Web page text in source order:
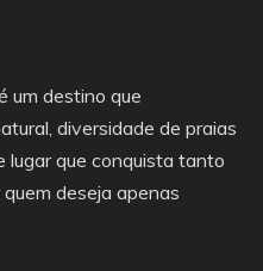
um destino que
diversidade de praias
lugar que conquista tanto
deseja apenas